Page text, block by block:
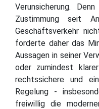
Verunsicherung.
Zustimmung seit
Geschäftsverkehr
forderte daher das
Aussagen in seiner
oder zumindest
rechtssichere und
Regelung -
freiwillig die